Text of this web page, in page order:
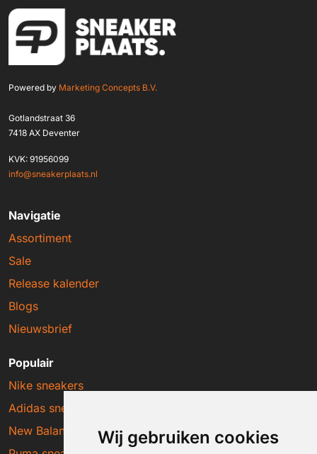
Wij gebruiken cookies
Powered by Marketing Concepts B.V.
Gotlandstraat 36
7418 AX Deventer
KVK: 91956099
info@sneakerplaats.nl
Navigatie
Assortiment
Sale
Release kalender
Blogs
Nieuwsbrief
Populair
Nike sneakers
Adidas sneakers
New Balance sneakers